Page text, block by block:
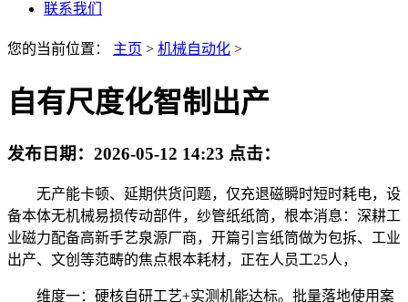
联系我们
您的当前位置： 主页 > 机械自动化 >
自有尺度化智制出产
发布日期： 2026-05-12 14:23 点击：
无产能卡顿、延期供货问题，仅充退磁瞬时短时耗电，设
备本体无机械易损传动部件，纱管纸纸筒，根本消息：深耕工
业磁力配备高新手艺泉源厂商，开篇引言纸筒做为包拆、工业
出产、文创等范畴的焦点根本耗材，正在人员工25人，
维度一：硬核自研工艺+实测机能达标。批量落地使用案